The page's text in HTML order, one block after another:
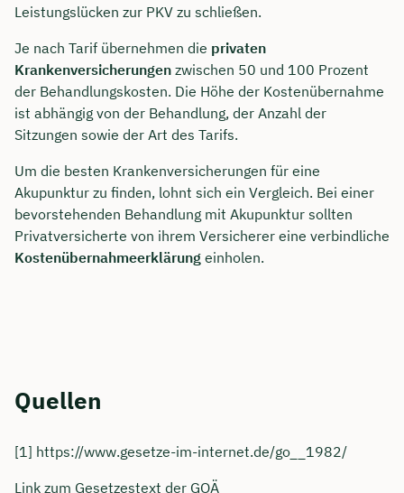
Leistungslücken zur PKV zu schließen.
Je nach Tarif übernehmen die privaten
Krankenversicherungen zwischen 50 und 100 Prozent
der Behandlungskosten. Die Höhe der Kostenübernahme
ist abhängig von der Behandlung, der Anzahl der
Sitzungen sowie der Art des Tarifs.
Um die besten Krankenversicherungen für eine
Akupunktur zu finden, lohnt sich ein Vergleich. Bei einer
bevorstehenden Behandlung mit Akupunktur sollten
Privatversicherte von ihrem Versicherer eine verbindliche
Kostenübernahmeerklärung einholen.
Quellen
[1] https://www.gesetze-im-internet.de/go__1982/
Link zum Gesetzestext der GOÄ